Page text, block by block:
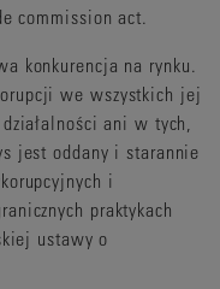
commission act.
konkurencja na rynku.
we wszystkich jej
ani w tych,
jest oddany i starannie
i
praktykach
ustawy o